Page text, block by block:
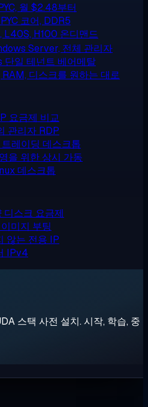
월 $2.48부터
코어, DDR5
L40S, H100 온디맨드
Server, 전체 관리자
단일 테넌트 베어메탈
RAM, 디스크를 원하는 대로
요금제 비교
관리자 RDP
레이딩 데스크톱
을 위한 상시 가동
데스크톱
디스크 요금제
미지 부팅
않는 전용 IP
IPv4
스택 사전 설치. 시작, 학습, 중